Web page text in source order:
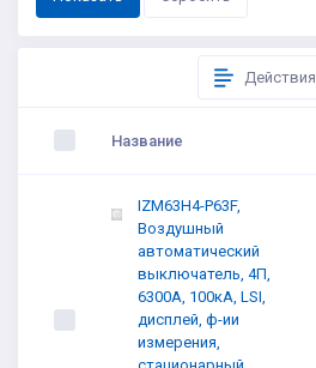
Действия
Название
IZM63H4-P63F,
Воздушный
автоматический
выключатель, 4П,
6300А, 100кА, LSI,
дисплей, ф-ии
измерения,